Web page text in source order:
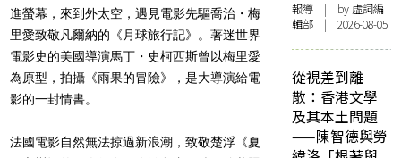
進螢幕，來到外太空，遇見電影先驅喬治・梅
里愛致敬凡爾納的《月球旅行記》。著迷世界
電影史的美國導演馬丁・史柯西斯曾以梅里愛
為原型，拍攝《雨果的冒險》，是大導演給電
影的一封情書。
法國電影自然無法掠過新浪潮，致敬楚浮《夏
報導 | by 虛詞編
輯部 | 2026-08-05
從視差到離
散：香港文學
及其本土問題
——陳智德與勞